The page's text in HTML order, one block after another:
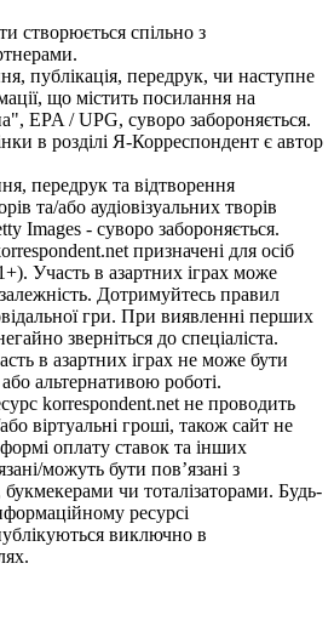
створюється спільно з
публікація, передрук, чи наступне
що містить посилання на
EPA / UPG, суворо забороняється.
в розділі Я-Корреспондент є автор
передрук та відтворення
та/або аудіовізуальних творів
Images - суворо забороняється.
призначені для осіб
Участь в азартних іграх може
Дотримуйтесь правил
гри. При виявленні перших
зверніться до спеціаліста.
в азартних іграх не може бути
альтернативою роботі.
korrespondent.net не проводить
віртуальні гроші, також сайт не
оплату ставок та інших
можуть бути пов’язані з
чи тоталізаторами. Будь-
ресурсі
виключно в